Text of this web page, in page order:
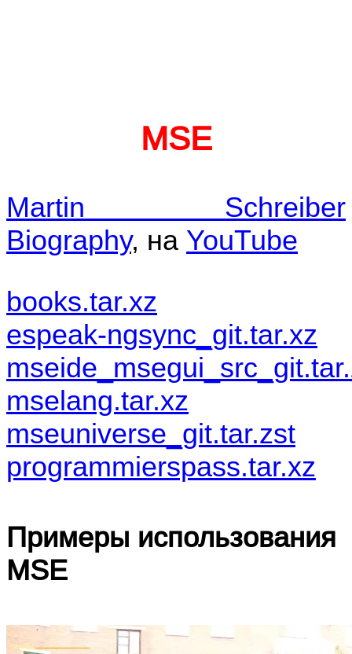
MSE
Martin Schreiber
Biography, на YouTube
books.tar.xz
espeak-ngsync_git.tar.xz
mselang.tar.xz
mseuniverse_git.tar.zst
programmierspass.tar.xz
Примеры использования
MSE